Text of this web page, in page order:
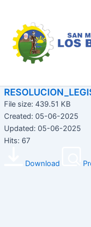
contenido
File size: 439.51 KB
Created: 05-06-2025
Updated: 05-06-2025
Hits: 67
Download